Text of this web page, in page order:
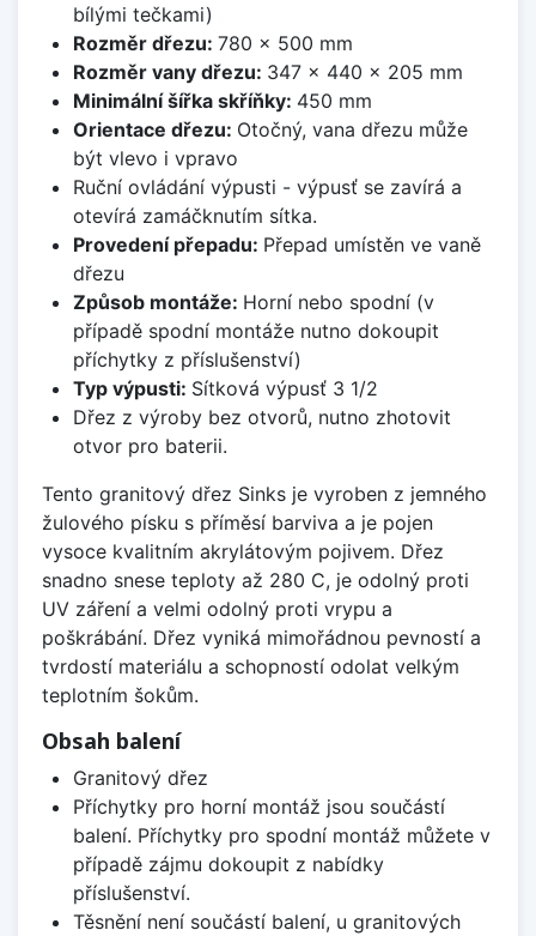
bílými tečkami)
Rozměr dřezu: 780 x 500 mm
Rozměr vany dřezu: 347 x 440 x 205 mm
Minimální šířka skříňky: 450 mm
Orientace dřezu: Otočný, vana dřezu může
být vlevo i vpravo
Ruční ovládání výpusti - výpusť se zavírá a
otevírá zamáčknutím sítka.
Provedení přepadu: Přepad umístěn ve vaně
dřezu
Způsob montáže: Horní nebo spodní (v
případě spodní montáže nutno dokoupit
příchytky z příslušenství)
Typ výpusti: Sítková výpusť 3 1/2
Dřez z výroby bez otvorů, nutno zhotovit
otvor pro baterii.
Tento granitový dřez Sinks je vyroben z jemného
žulového písku s příměsí barviva a je pojen
vysoce kvalitním akrylátovým pojivem. Dřez
snadno snese teploty až 280 C, je odolný proti
UV záření a velmi odolný proti vrypu a
poškrábání. Dřez vyniká mimořádnou pevností a
tvrdostí materiálu a schopností odolat velkým
teplotním šokům.
Obsah balení
Granitový dřez
Příchytky pro horní montáž jsou součástí
balení. Příchytky pro spodní montáž můžete v
případě zájmu dokoupit z nabídky
příslušenství.
Těsnění není součástí balení, u granitových